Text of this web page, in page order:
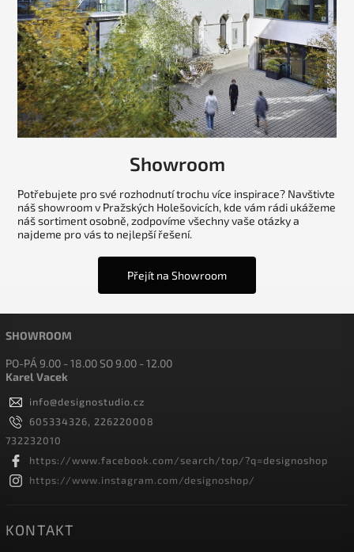
Showroom
Potřebujete pro své rozhodnutí trochu více inspirace? Navštivte
náš showroom v Pražských Holešovicích, kde vám rádi ukážeme
náš sortiment osobně, zodpovíme všechny vaše otázky a
najdeme pro vás to nejlepší řešení.
Přejít na Showroom
SHOWROOM
PO-PÁ 9.00 - 18.00 SO 9.00 - 12.00
Karel Vacek
info@designostudio.cz
605334326, 226220008
732232010
https://www.facebook.com/search/top/?q=designoshop
https://www.instagram.com/designoshop/
KONTAKT